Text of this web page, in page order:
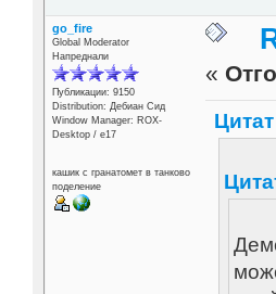
go_fire
Global Moderator
Напреднали
Публикации: 9150
Distribution: Дебиан Сид
Window Manager: ROX-
Desktop / е17
кашик с гранатомет в танково
поделение
«